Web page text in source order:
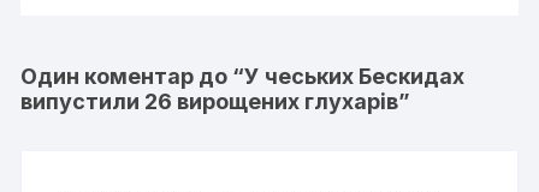
Один коментар до “У чеських Бескидах
випустили 26 вирощених глухарів”